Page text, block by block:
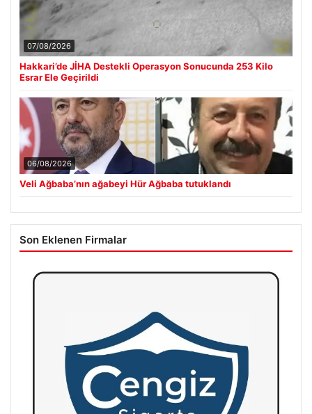
07/08/2026
Hakkari’de JİHA Destekli Operasyon Sonucunda 253 Kilo
Esrar Ele Geçirildi
06/08/2026
Veli Ağbaba’nın ağabeyi Hür Ağbaba tutuklandı
Son Eklenen Firmalar